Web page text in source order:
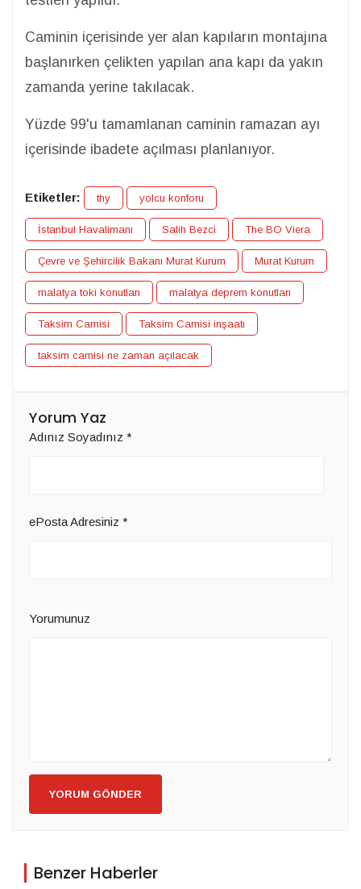
Caminin içerisinde yer alan kapıların montajına
başlanırken çelikten yapılan ana kapı da yakın
zamanda yerine takılacak.
Yüzde 99'u tamamlanan caminin ramazan ayı
içerisinde ibadete açılması planlanıyor.
Etiketler: thy yolcu konforu
İstanbul Havalimanı Salih Bezci The BO Viera
Çevre ve Şehircilik Bakanı Murat Kurum Murat Kurum
malatya toki konutları malatya deprem konutları
Taksim Camisi Taksim Camisi inşaatı
taksim camisi ne zaman açılacak
Yorum Yaz
Adınız Soyadınız *
ePosta Adresiniz *
Yorumunuz
YORUM GÖNDER
Benzer Haberler